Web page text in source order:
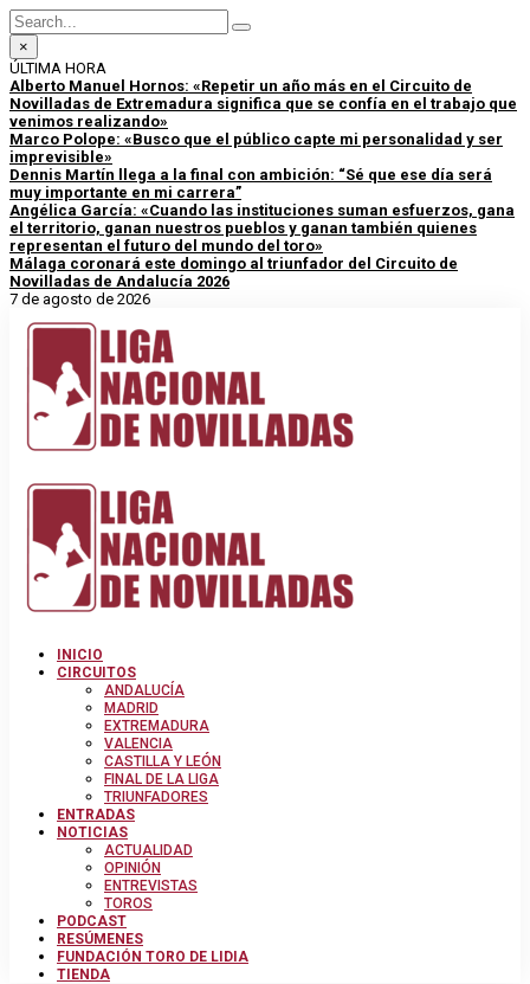
×
ÚLTIMA HORA
Alberto Manuel Hornos: «Repetir un año más en el Circuito de
Novilladas de Extremadura significa que se confía en el trabajo que
venimos realizando»
Marco Polope: «Busco que el público capte mi personalidad y ser
imprevisible»
Dennis Martín llega a la final con ambición: “Sé que ese día será
muy importante en mi carrera”
Angélica García: «Cuando las instituciones suman esfuerzos, gana
el territorio, ganan nuestros pueblos y ganan también quienes
representan el futuro del mundo del toro»
Málaga coronará este domingo al triunfador del Circuito de
Novilladas de Andalucía 2026
7 de agosto de 2026
INICIO
CIRCUITOS
ANDALUCÍA
MADRID
EXTREMADURA
VALENCIA
CASTILLA Y LEÓN
FINAL DE LA LIGA
TRIUNFADORES
ENTRADAS
NOTICIAS
ACTUALIDAD
OPINIÓN
ENTREVISTAS
TOROS
PODCAST
RESÚMENES
FUNDACIÓN TORO DE LIDIA
TIENDA